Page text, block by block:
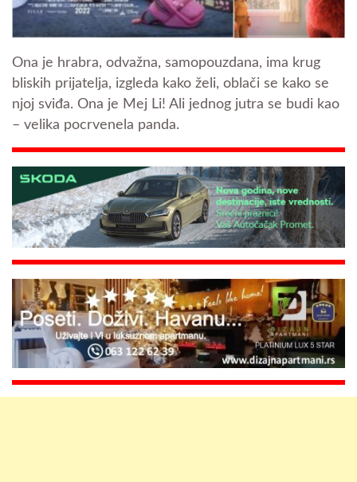
Ona je hrabra, odvažna, samopouzdana, ima krug
bliskih prijatelja, izgleda kako želi, oblači se kako se
njoj sviđa. Ona je Mej Li! Ali jednog jutra se budi kao
– velika pocrvenela panda.